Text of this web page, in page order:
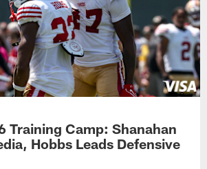
Training Camp: Shanahan
Hobbs Leads Defensive